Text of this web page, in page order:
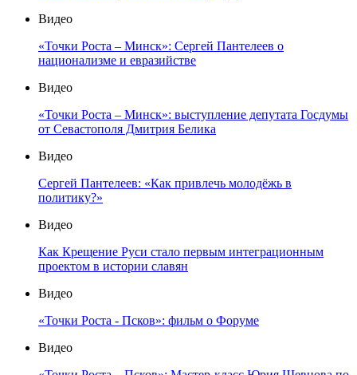
Видео
«Точки Роста – Минск»: Сергей Пантелеев о
национализме и евразийстве
Видео
«Точки Роста – Минск»: выступление депутата Госдумы
от Севастополя Дмитрия Белика
Видео
Сергей Пантелеев: «Как привлечь молодёжь в
политику?»
Видео
Как Крещение Руси стало первым интеграционным
проектом в истории славян
Видео
«Точки Роста - Псков»: фильм о Форуме
Видео